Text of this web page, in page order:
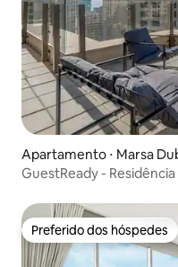
Apartamento ⋅ Marsa
GuestReady -
Preferido dos hóspedes
Preferido dos hóspedes